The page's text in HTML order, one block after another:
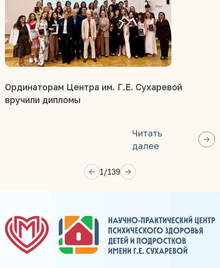
Ординаторам Центра им. Г.Е. Сухаревой
вручили дипломы
Читать
далее
1/139